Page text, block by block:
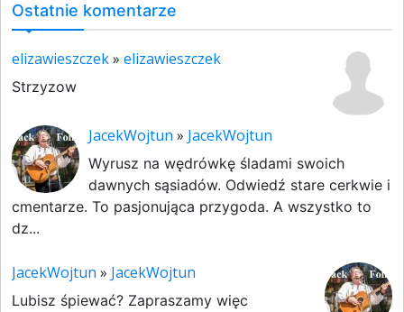
Ostatnie komentarze
elizawieszczek» elizawieszczek
Strzyzow
JacekWojtun » JacekWojtun
Wyrusz na wędrówkę śladami swoich
dawnych sąsiadów. Odwiedź stare cerkwie i
cmentarze. To pasjonująca przygoda. A wszystko to
dz...
JacekWojtun » JacekWojtun
Lubisz śpiewać? Zapraszamy więc